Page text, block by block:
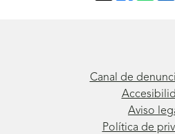
Canal de
Aviso
Política de